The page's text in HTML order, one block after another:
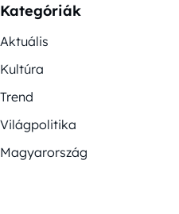
Kategóriák
Aktuális
Kultúra
Trend
Világpolitika
Magyarország